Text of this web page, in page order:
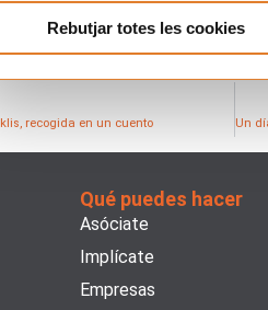
Rebutjar totes les cookies
la obra y, al final, pudieron
escenario.
recogida en un cuento
Qué puedes hacer
Asóciate
Implícate
Empresas